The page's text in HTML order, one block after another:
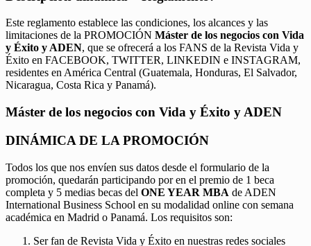
Este reglamento establece las condiciones, los alcances y las
limitaciones de la PROMOCIÓN Máster de los negocios con Vida
y Éxito y ADEN, que se ofrecerá a los FANS de la Revista Vida y
Éxito en FACEBOOK, TWITTER, LINKEDIN e INSTAGRAM,
residentes en América Central (Guatemala, Honduras, El Salvador,
Nicaragua, Costa Rica y Panamá).
Máster de los negocios con Vida y Éxito y ADEN
DINÁMICA DE LA PROMOCIÓN
Todos los que nos envíen sus datos desde el formulario de la
promoción, quedarán participando por en el premio de 1 beca
completa y 5 medias becas del ONE YEAR MBA de ADEN
International Business School en su modalidad online con semana
académica en Madrid o Panamá. Los requisitos son:
Ser fan de Revista Vida y Éxito en nuestras redes sociales